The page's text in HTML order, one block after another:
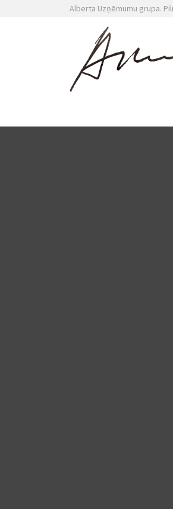
Alberta Uzņēmumu grupa.